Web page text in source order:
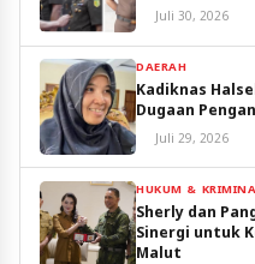
Juli 30, 2026
DAERAH
Kadiknas
Dugaan
Juli 29, 2026
HUKUM &
Sherly dan
Sinergi untuk
Malut